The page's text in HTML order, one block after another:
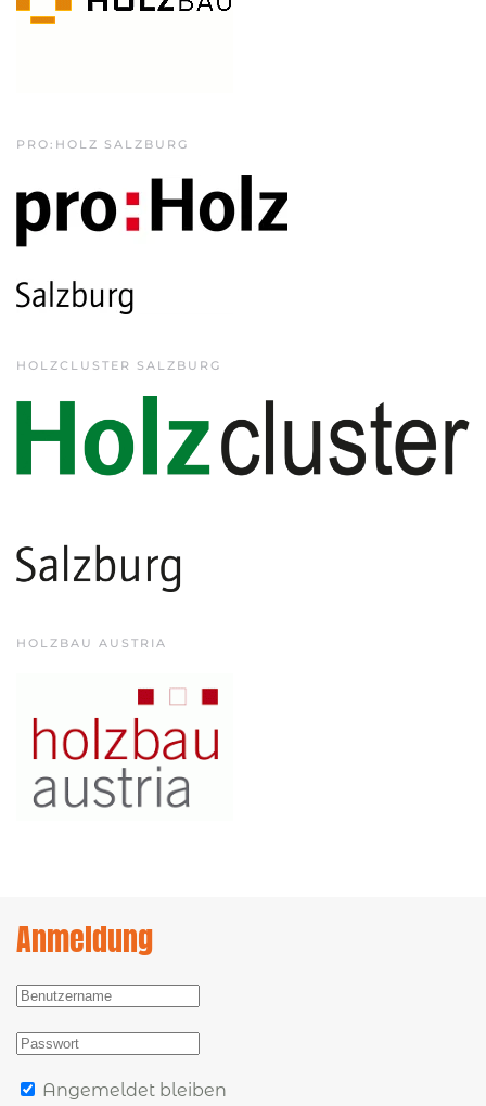
PRO:HOLZ SALZBURG
HOLZCLUSTER SALZBURG
HOLZBAU AUSTRIA
Anmeldung
Angemeldet bleiben